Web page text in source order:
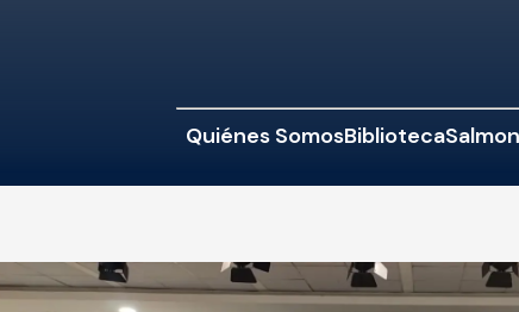
Quiénes SomosBiblioteca